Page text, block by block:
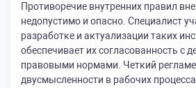
Противоречие внутренних правил
недопустимо и опасно. Специалист
разработке и актуализации таких
обеспечивает их согласованность с
правовыми нормами. Четкий
двусмысленности в рабочих